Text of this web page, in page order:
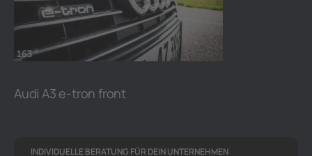
Audi A3 e-tron front
INDIVIDUELLE BERATUNG FÜR DEIN UNTERNEHMEN